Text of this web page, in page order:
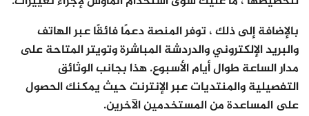
بالإضافة إلى ذلك ، توفر المنصة دعمًا فائقًا عبر الهاتف
والبريد الإلكتروني والدردشة المباشرة وتويتر المتاحة على
مدار الساعة طوال أيام الأسبوع. هذا بجانب الوثائق
التفصيلية والمنتديات عبر الإنترنت حيث يمكنك الحصول
على المساعدة من المستخدمين الآخرين.